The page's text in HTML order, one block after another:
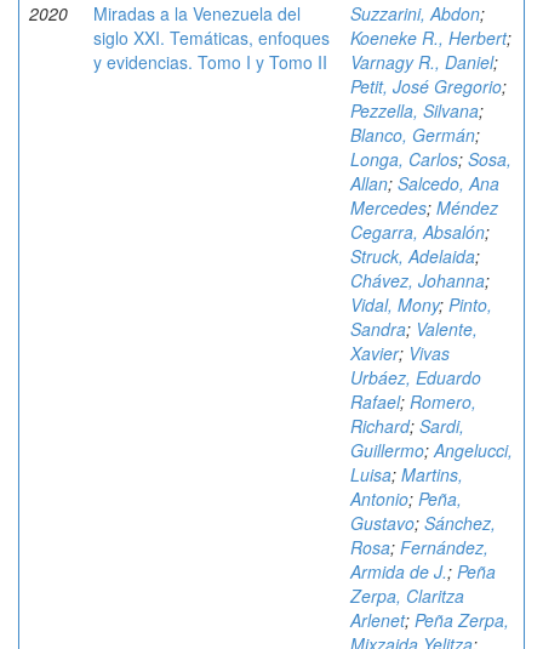
2020
Miradas a la Venezuela del
siglo XXI. Temáticas, enfoques
y evidencias. Tomo I y Tomo II
Suzzarini, Abdon;
Koeneke R., Herbert;
Varnagy R., Daniel;
Petit, José Gregorio;
Pezzella, Silvana;
Blanco, Germán;
Longa, Carlos; Sosa,
Allan; Salcedo, Ana
Mercedes; Méndez
Cegarra, Absalón;
Struck, Adelaida;
Chávez, Johanna;
Vidal, Mony; Pinto,
Sandra; Valente,
Xavier; Vivas
Urbáez, Eduardo
Rafael; Romero,
Richard; Sardi,
Guillermo;Angelucci,
Luisa; Martins,
Antonio; Peña,
Gustavo; Sánchez,
Rosa; Fernández,
Armida de J.; Peña
Zerpa, Claritza
Arlenet; Peña Zerpa,
Mixzaida Yelitza;